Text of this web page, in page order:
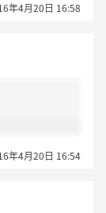
年4月20日 16:58
年4月20日 16:54